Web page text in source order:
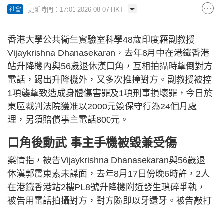
社會 更新時間：17:01 2026-08-07 HKT
香港大學公共衞生實驗室科學48歲印度籍副教授
Vijaykrishna Dhanasekaran，去年8月中在港鐵香港
站升降機內與56歲退休漢口角，互相拍攝時擊倒對方
電話，踢出升降機外，又多次推撞對方。副教授被控
1項襲擊致造成身體傷害罪及1項刑事損壞罪，今日於
東區裁判法院獲准以2000元簽保守行為24個月處
理，另須賠償事主電話800元。
口角後動武 事主手機被毀兼受傷
案情指，被告Vijaykrishna Dhanasekaran與56歲退
休漢郭震東素未謀面，去年8月17日傍晚6時許，2人
在港鐵香港站2樓PL8號升降機附近發生瑣碎爭執，
被告用電話拍攝對方，對方隨即以牙還牙。被告敲打